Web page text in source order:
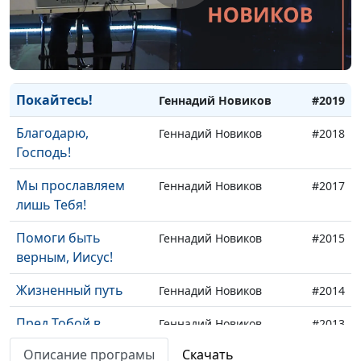
Славим мы Тебя,
Спаситель!
Геннадий Новиков #2021
Обитель в Небесах Геннадий Новиков #2020
Покайтесь! Геннадий Новиков #2019
Благодарю,
Господь!
Геннадий Новиков #2018
Мы прославляем
лишь Тебя!
Геннадий Новиков #2017
Помоги быть
верным, Иисус!
Геннадий Новиков #2015
Жизненный путь Геннадий Новиков #2014
Пред Тобой в
молитве
Геннадий Новиков #2013
Описание програмы Скачать